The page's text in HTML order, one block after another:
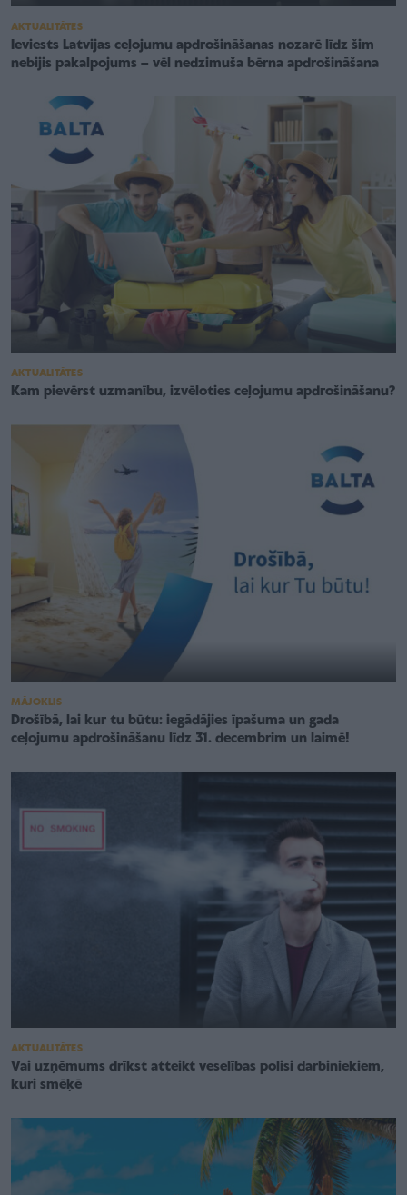
AKTUALITĀTES
Ieviests Latvijas ceļojumu apdrošināšanas nozarē līdz šim
nebijis pakalpojums – vēl nedzimuša bērna apdrošināšana
AKTUALITĀTES
Kam pievērst uzmanību, izvēloties ceļojumu apdrošināšanu?
MĀJOKLIS
Drošībā, lai kur tu būtu: iegādājies īpašuma un gada
ceļojumu apdrošināšanu līdz 31. decembrim un laimē!
AKTUALITĀTES
Vai uzņēmums drīkst atteikt veselības polisi darbiniekiem,
kuri smēķē